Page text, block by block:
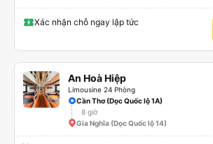
Xác nhận chỗ ngay lập tức
An Hoà Hiệp
Limousine 24 Phòng
Cần Thơ (Dọc Quốc lộ 1A)
8 giờ
Gia Nghĩa (Dọc Quốc lộ 14)